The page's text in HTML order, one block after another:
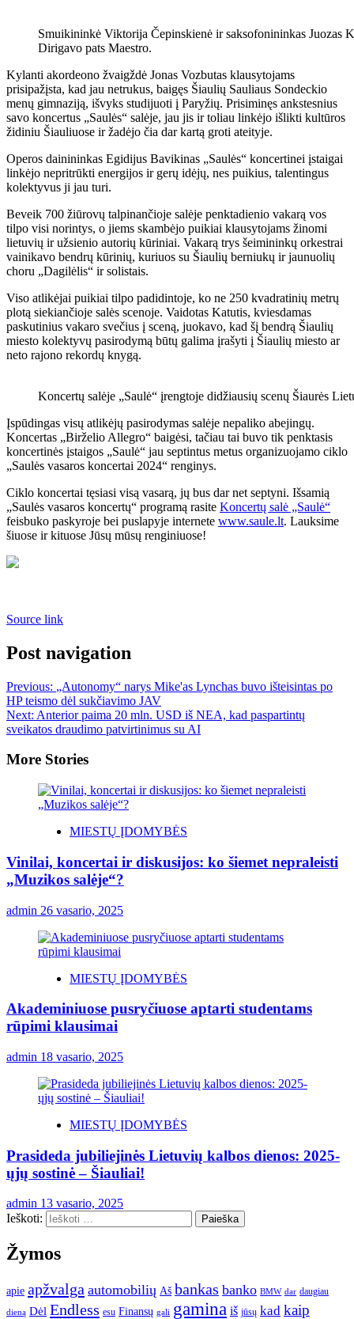
Smuikininkė Viktorija Čepinskienė ir saksofonininkas Juozas
Dirigavo pats Maestro.
Kylanti akordeono žvaigždė Jonas Vozbutas klausytojams
prisipažįsta, kad jau netrukus, baigęs Šiaulių Sauliaus Sondeckio
menų gimnaziją, išvyks studijuoti į Paryžių. Prisiminęs ankstesnius
savo koncertus „Saulės“ salėje, jau jis ir toliau linkėjo išlikti kultūros
židiniu Šiauliuose ir žadėjo čia dar kartą groti ateityje.
Operos dainininkas Egidijus Bavikinas „Saulės“ koncertinei įstaigai
linkėjo nepritrūkti energijos ir gerų idėjų, nes puikius, talentingus
kolektyvus ji jau turi.
Beveik 700 žiūrovų talpinančioje salėje penktadienio vakarą vos
tilpo visi norintys, o jiems skambėjo puikiai klausytojams žinomi
lietuvių ir užsienio autorių kūriniai. Vakarą trys šeimininkų orkestrai
vainikavo bendrų kūrinių, kuriuos su Šiaulių berniukų ir jaunuolių
choru „Dagilėlis“ ir solistais.
Viso atlikėjai puikiai tilpo padidintoje, ko ne 250 kvadratinių metrų
plotą siekiančioje salės scenoje. Vaidotas Katutis, kviesdamas
paskutinius vakaro svečius į sceną, juokavo, kad šį bendrą Šiaulių
miesto kolektyvų pasirodymą būtų galima įrašyti į Šiaulių miesto ar
neto rajono rekordų knygą.
Koncertų salėje „Saulė“ įrengtoje didžiausių scenų Šiaurės
Įspūdingas visų atlikėjų pasirodymas salėje nepaliko abejingų.
Koncertas „Birželio Allegro“ baigėsi, tačiau tai buvo tik penktasis
koncertinės įstaigos „Saulė“ jau septintus metus organizuojamo ciklo
„Saulės vasaros koncertai 2024“ renginys.
Ciklo koncertai tęsiasi visą vasarą, jų bus dar net septyni. Išsamią
„Saulės vasaros koncertų“ programą rasite Koncertų salė „Saulė“
feisbuko paskyroje bei puslapyje internete www.saule.lt. Lauksime
šiuose ir kituose Jūsų mūsų renginiuose!
Source link
Post navigation
Previous: „Autonomy“ narys Mike'as Lynchas buvo išteisintas po
HP teismo dėl sukčiavimo JAV
Next: Anterior paima 20 mln. USD iš NEA, kad paspartintų
sveikatos draudimo patvirtinimus su AI
More Stories
MIESTŲ ĮDOMYBĖS
Vinilai, koncertai ir diskusijos: ko šiemet nepraleisti
„Muzikos salėje“?
admin 26 vasario, 2025
MIESTŲ ĮDOMYBĖS
Akademiniuose pusryčiuose aptarti studentams
rūpimi klausimai
admin 18 vasario, 2025
MIESTŲ ĮDOMYBĖS
Prasideda jubiliejinės Lietuvių kalbos dienos: 2025-
ųjų sostinė – Šiauliai!
admin 13 vasario, 2025
Ieškoti:
Žymos
apie apžvalga automobilių Aš bankas banko BMW dar daugiau
dieną Dėl Endless esu Finansų gali gamina iš jūsų kad kaip